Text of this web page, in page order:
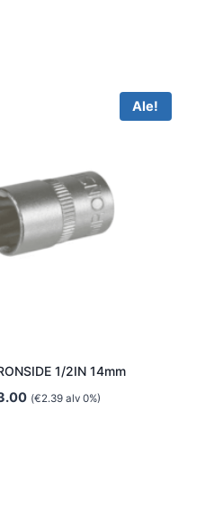
Ale!
1/2IN 14mm
Nykyinen
(€2.39 alv 0%)